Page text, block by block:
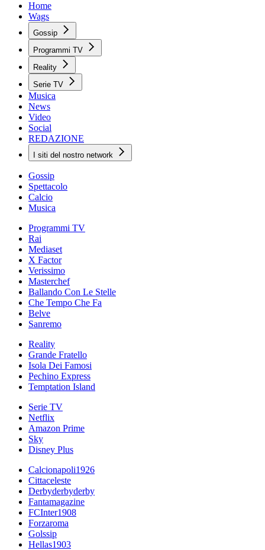
Home
Wags
Gossip
Programmi TV
Reality
Serie TV
Musica
News
Video
Social
REDAZIONE
I siti del nostro network
Gossip
Spettacolo
Calcio
Musica
Programmi TV
Rai
Mediaset
X Factor
Verissimo
Masterchef
Ballando Con Le Stelle
Che Tempo Che Fa
Belve
Sanremo
Reality
Grande Fratello
Isola Dei Famosi
Pechino Express
Temptation Island
Serie TV
Netflix
Amazon Prime
Sky
Disney Plus
Calcionapoli1926
Cittaceleste
Derbyderbyderby
Fantamagazine
FCInter1908
Forzaroma
Golssip
Hellas1903